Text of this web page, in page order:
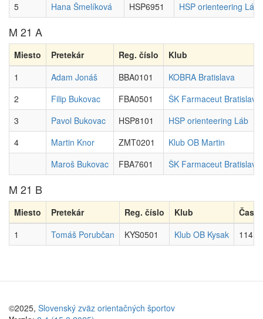
5
Hana Šmelíková HSP6951 HSP orienteering Láb
M 21 A
Miesto Pretekár Reg. číslo
Klub
1
Adam Jonáš BBA0101
KOBRA Bratislava
2
Filip Bukovac FBA0501
ŠK Farmaceut Bratislava
3
Pavol Bukovac HSP8101
HSP orienteering Láb
4
Martin Knor ZMT0201
Klub OB Martin
Maroš Bukovac
FBA7601 ŠK Farmaceut Bratislava
M 21 B
Miesto Pretekár Reg. číslo Klub
Čas
1
Tomáš Porubčan KYS0501 Klub OB Kysak
©2025, Slovenský zväz orientačných športov